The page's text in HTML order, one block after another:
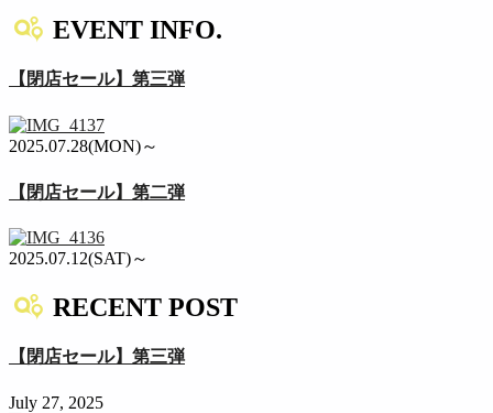
EVENT INFO.
【閉店セール】第三弾
2025.07.28(MON)～
【閉店セール】第二弾
2025.07.12(SAT)～
RECENT POST
【閉店セール】第三弾
July 27, 2025